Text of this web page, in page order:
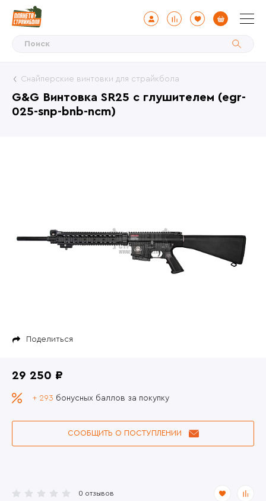
G&G Винтовка SR25 с глушителем (egr-
025-snp-bnb-ncm)
Снайперские винтовки для страйкбола
Поделиться
0 отзывов
29 250 ₽
+ 293 бонусных баллов за покупку
СООБЩИТЬ О ПОСТУПЛЕНИИ